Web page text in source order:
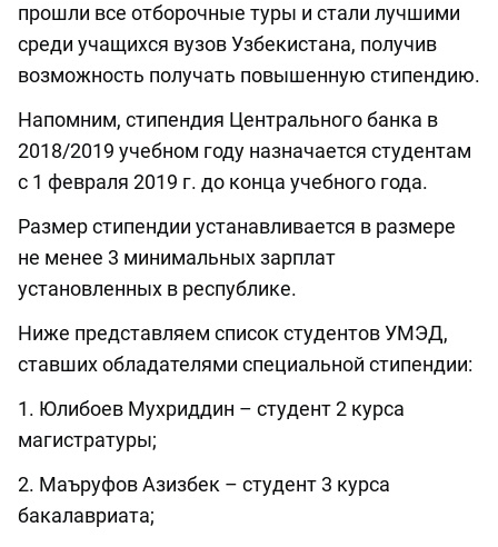
прошли все отборочные туры и стали лучшими
среди учащихся вузов Узбекистана, получив
возможность получать повышенную стипендию.
Напомним, стипендия Центрального банка в
2018/2019 учебном году назначается студентам
с 1 февраля 2019 г. до конца учебного года.
Размер стипендии устанавливается в размере
не менее 3 минимальных зарплат
установленных в республике.
Ниже представляем список студентов УМЭД,
ставших обладателями специальной стипендии:
1. Юлибоев Мухриддин – студент 2 курса
магистратуры;
2. Маъруфов Азизбек – студент 3 курса
бакалавриата;